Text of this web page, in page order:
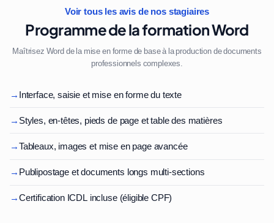
Voir tous les avis de nos stagiaires
Programme de la formation Word
Maîtrisez Word de la mise en forme de base à la production de documents
professionnels complexes.
→ Interface, saisie et mise en forme du texte
→ Styles, en-têtes, pieds de page et table des matières
→Tableaux, images et mise en page avancée
→ Publipostage et documents longs multi-sections
→Certification ICDL incluse (éligible CPF)